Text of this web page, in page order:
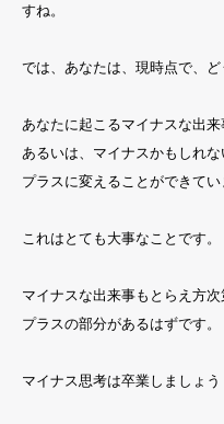
すね。
では、あなたは、現時点で、ど
あなたに起こるマイナスな出来
あるいは、マイナスかもしれな
プラスに変えることができてい
これはとても大事なことです。
マイナスな出来事もとらえ方次
プラスの部分があるはずです。
マイナス思考は卒業しましょう